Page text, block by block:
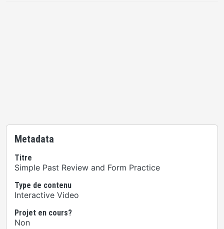
Metadata
Titre
Simple Past Review and Form Practice
Type de contenu
Interactive Video
Projet en cours?
Non